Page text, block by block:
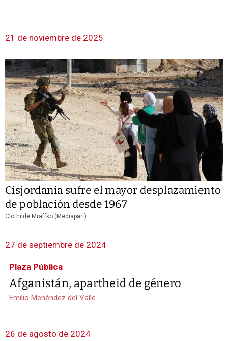
21 de noviembre de 2025
Cisjordania sufre el mayor desplazamiento
de población desde 1967
Clothilde Mraffko (Mediapart)
27 de septiembre de 2024
Plaza Pública
Afganistán, apartheid de género
Emilio Menéndez del Valle
26 de agosto de 2024